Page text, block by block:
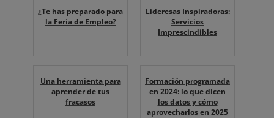
¿Te has preparado para
la Feria de Empleo?
Lideresas Inspiradoras:
Servicios
Imprescindibles
Una herramienta para
aprender de tus
fracasos
Formación programada
en 2024: lo que dicen
los datos y cómo
aprovecharlos en 2025